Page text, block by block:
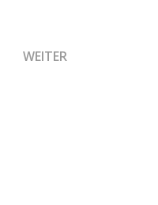
NÄCHSTER BEITRAG:
WEITER